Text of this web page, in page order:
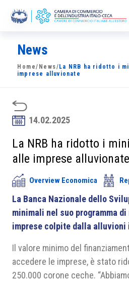
La Camera
News
Sviluppo Mercato
Soci
Partner
Progetti
Area riservata
News
Home/ News/ La NRB ha ridotto i
imprese alluvionate
14.02.2025
La NRB ha ridotto i
alle imprese alluvionate
Overview Economica
La Banca Nazionale dello
minimali nel suo programma
imprese colpite dalla alluvioni
Il valore minimo del
accedere le imprese, è stato
250.000 corone ceche.